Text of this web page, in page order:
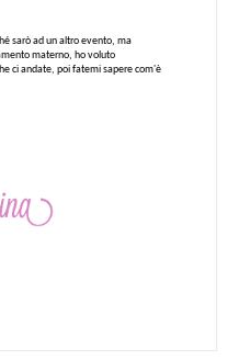
sarò ad un altro evento, ma
materno, ho voluto
ci andate, poi fatemi sapere com'è